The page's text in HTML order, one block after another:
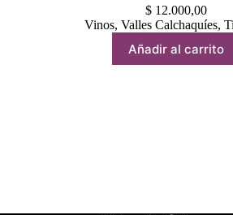
$ 12.000,00
Vinos,Valles Calchaquíes,
Añadir al carrito